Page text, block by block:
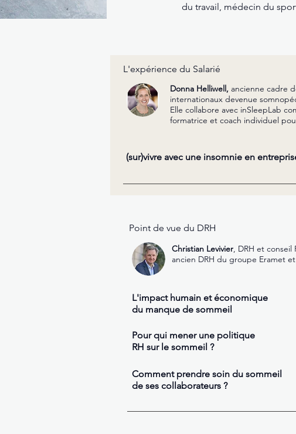
du travail, médecin du
L'expérience du Salarié
Donna Helliwell, ancienne cadre
internationaux devenue
Elle collabore avec inSleepLab
formatrice et coach individuel
(sur)vivre avec une insomnie en
Point de vue du DRH
Christian Levivier, DRH et conseil
ancien DRH du groupe Eramet
L'impact humain et économique
du manque de sommeil
Pour qui mener une politique
RH sur le sommeil ?
Comment prendre soin du sommeil
de ses collaborateurs ?